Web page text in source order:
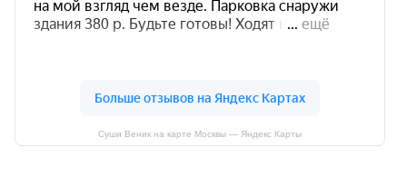
Суши Веник на карте Москвы — Яндекс Карты